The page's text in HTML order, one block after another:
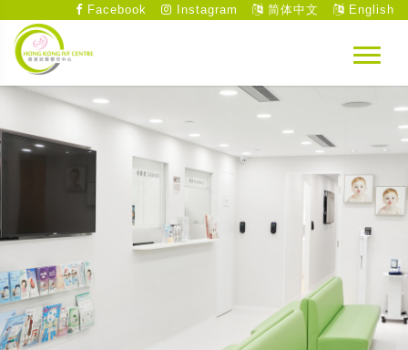
Facebook Instagram 简体中文 English
先進、專業、全新的整套醫療設備
中心設備完善，包括診症室、輔導室、手術室和實